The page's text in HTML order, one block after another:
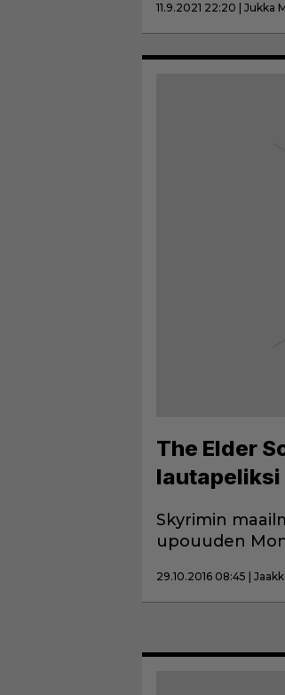
11.9.2021 22:20 | Jukka
The Elder
lautapeliksi
Skyrimin
upouuden
29.10.2016 08:45 |